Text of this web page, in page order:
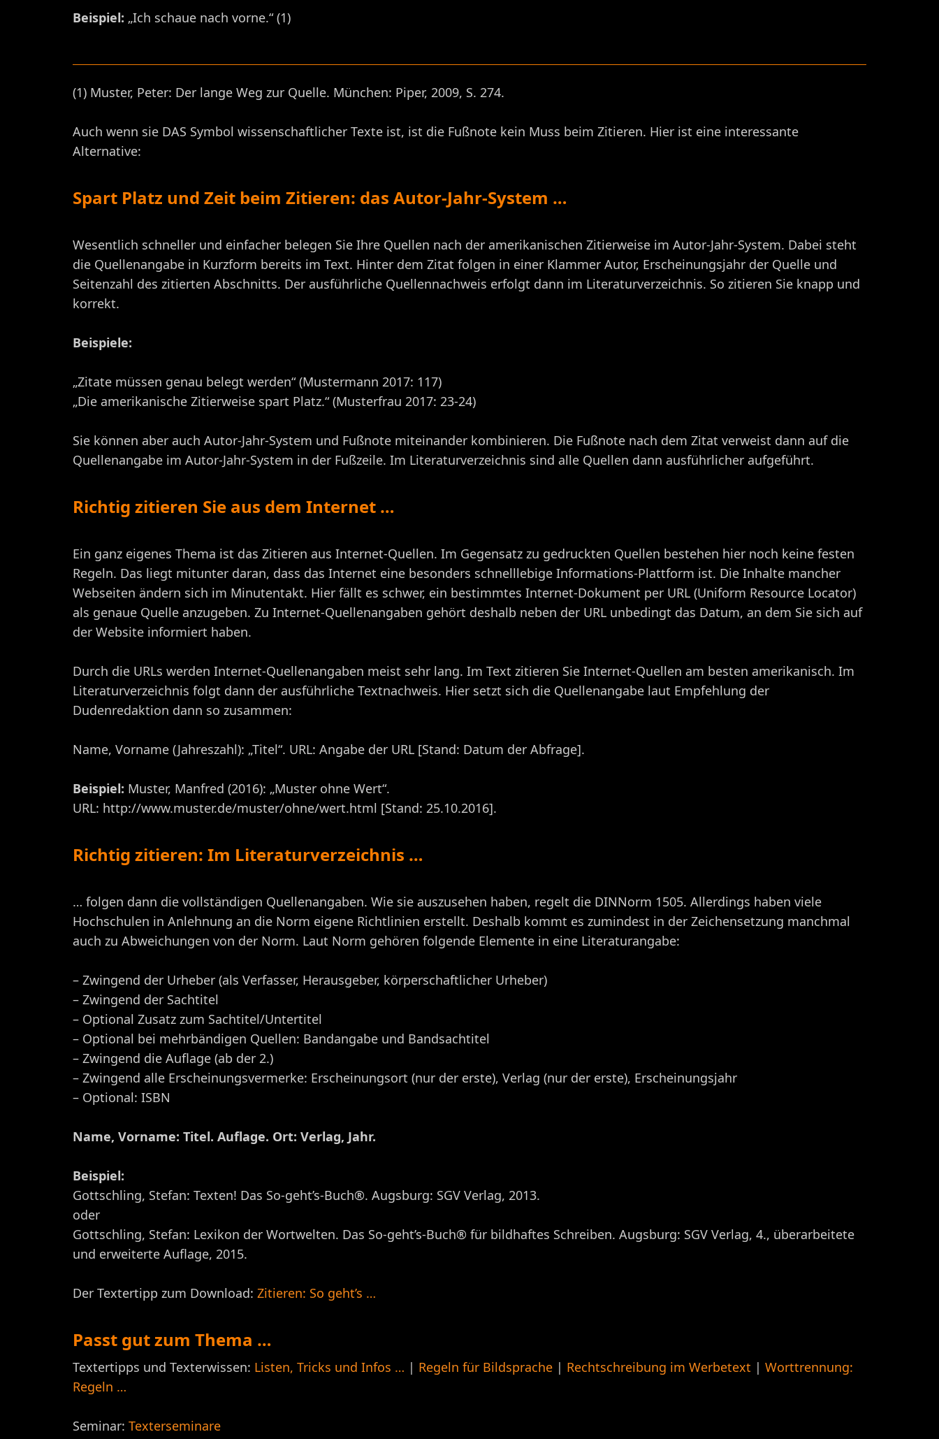
Beispiel: „Ich schaue nach vorne.“ (1)
(1) Muster, Peter: Der lange Weg zur Quelle. München: Piper, 2009, S. 274.
Auch wenn sie DAS Symbol wissenschaftlicher Texte ist, ist die Fußnote kein Muss beim Zitieren. Hier ist eine interessante
Alternative:
Spart Platz und Zeit beim Zitieren: das Autor-Jahr-System …
Wesentlich schneller und einfacher belegen Sie Ihre Quellen nach der amerikanischen Zitierweise im Autor-Jahr-System. Dabei steht
die Quellenangabe in Kurzform bereits im Text. Hinter dem Zitat folgen in einer Klammer Autor, Erscheinungsjahr der Quelle und
Seitenzahl des zitierten Abschnitts. Der ausführliche Quellennachweis erfolgt dann im Literaturverzeichnis. So zitieren Sie knapp und
korrekt.
Beispiele:
„Zitate müssen genau belegt werden“ (Mustermann 2017: 117)
„Die amerikanische Zitierweise spart Platz.“ (Musterfrau 2017: 23-24)
Sie können aber auch Autor-Jahr-System und Fußnote miteinander kombinieren. Die Fußnote nach dem Zitat verweist dann auf die
Quellenangabe im Autor-Jahr-System in der Fußzeile. Im Literaturverzeichnis sind alle Quellen dann ausführlicher aufgeführt.
Richtig zitieren Sie aus dem Internet …
Ein ganz eigenes Thema ist das Zitieren aus Internet-Quellen. Im Gegensatz zu gedruckten Quellen bestehen hier noch keine festen
Regeln. Das liegt mitunter daran, dass das Internet eine besonders schnelllebige Informations-Plattform ist. Die Inhalte mancher
Webseiten ändern sich im Minutentakt. Hier fällt es schwer, ein bestimmtes Internet-Dokument per URL (Uniform Resource Locator)
als genaue Quelle anzugeben. Zu Internet-Quellenangaben gehört deshalb neben der URL unbedingt das Datum, an dem Sie sich auf
der Website informiert haben.
Durch die URLs werden Internet-Quellenangaben meist sehr lang. Im Text zitieren Sie Internet-Quellen am besten amerikanisch. Im
Literaturverzeichnis folgt dann der ausführliche Textnachweis. Hier setzt sich die Quellenangabe laut Empfehlung der
Dudenredaktion dann so zusammen:
Name, Vorname (Jahreszahl): „Titel“. URL: Angabe der URL [Stand: Datum der Abfrage].
Beispiel: Muster, Manfred (2016): „Muster ohne Wert“.
URL: http://www.muster.de/muster/ohne/wert.html [Stand: 25.10.2016].
Richtig zitieren: Im Literaturverzeichnis …
… folgen dann die vollständigen Quellenangaben. Wie sie auszusehen haben, regelt die DINNorm 1505. Allerdings haben viele
Hochschulen in Anlehnung an die Norm eigene Richtlinien erstellt. Deshalb kommt es zumindest in der Zeichensetzung manchmal
auch zu Abweichungen von der Norm. Laut Norm gehören folgende Elemente in eine Literaturangabe:
– Zwingend der Urheber (als Verfasser, Herausgeber, körperschaftlicher Urheber)
– Zwingend der Sachtitel
– Optional Zusatz zum Sachtitel/Untertitel
– Optional bei mehrbändigen Quellen: Bandangabe und Bandsachtitel
– Zwingend die Auflage (ab der 2.)
– Zwingend alle Erscheinungsvermerke: Erscheinungsort (nur der erste), Verlag (nur der erste), Erscheinungsjahr
– Optional: ISBN
Name, Vorname: Titel. Auflage. Ort: Verlag, Jahr.
Beispiel:
Gottschling, Stefan: Texten! Das So-geht’s-Buch®. Augsburg: SGV Verlag, 2013.
oder
Gottschling, Stefan: Lexikon der Wortwelten. Das So-geht’s-Buch® für bildhaftes Schreiben. Augsburg: SGV Verlag, 4., überarbeitete
und erweiterte Auflage, 2015.
Der Textertipp zum Download: Zitieren: So geht’s …
Passt gut zum Thema …
Textertipps und Texterwissen: Listen, Tricks und Infos … | Regeln für Bildsprache | Rechtschreibung im Werbetext | Worttrennung:
Regeln …
Seminar: Texterseminare